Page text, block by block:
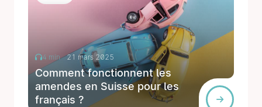
4 min 21 mars 2025
Comment fonctionnent les
amendes en Suisse pour les
français ?